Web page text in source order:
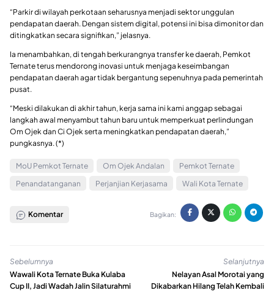
“Parkir di wilayah perkotaan seharusnya menjadi sektor unggulan
pendapatan daerah. Dengan sistem digital, potensi ini bisa dimonitor dan
ditingkatkan secara signifikan,” jelasnya.
Ia menambahkan, di tengah berkurangnya transfer ke daerah, Pemkot
Ternate terus mendorong inovasi untuk menjaga keseimbangan
pendapatan daerah agar tidak bergantung sepenuhnya pada pemerintah
pusat.
“Meski dilakukan di akhir tahun, kerja sama ini kami anggap sebagai
langkah awal menyambut tahun baru untuk memperkuat perlindungan
Om Ojek dan Ci Ojek serta meningkatkan pendapatan daerah,”
pungkasnya. (*)
MoU Pemkot Ternate Om Ojek Andalan
Pemkot Ternate
Penandatanganan
Perjanjian Kerjasama Wali Kota Ternate
Komentar Bagikan:
Sebelumnya
Wawali Kota Ternate Buka Kulaba
Cup II, Jadi Wadah Jalin Silaturahmi
Selanjutnya
Nelayan Asal Morotai yang
Dikabarkan Hilang Telah Kembali